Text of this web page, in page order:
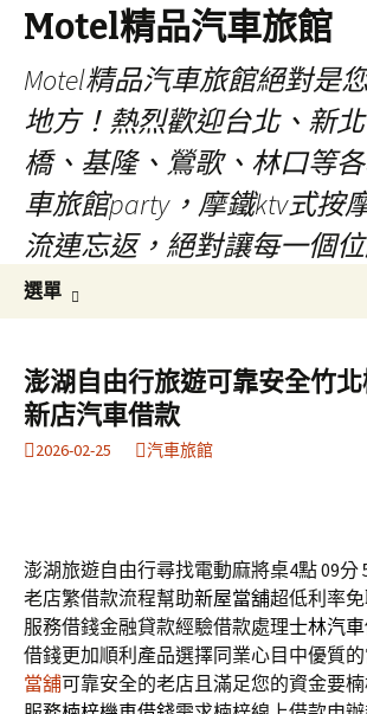
Motel精品汽車旅館
Motel精品汽車旅館絕對是
地方！熱烈歡迎台北、新
橋、基隆、鶯歌、林口等
車旅館party，摩鐵ktv式按
流連忘返，絕對讓每一個
選單
容
澎湖自由行旅遊可靠安全竹
新店汽車借款
2026-02-25 汽車旅館
澎湖旅遊自由行尋找電動麻將桌4點 09分
老店繁借款流程幫助新屋當舖超低利率
服務借錢金融貸款經驗借款處理士林汽
借錢更加順利產品選擇同業心目中優質
當舖可靠安全的老店且滿足您的資金要